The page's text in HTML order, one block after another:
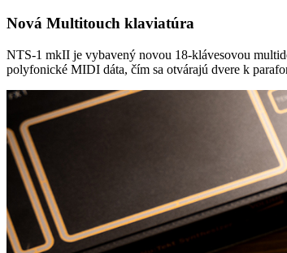
Nová Multitouch klaviatúra
NTS-1 mkII je vybavený novou 18-klávesovou
polyfonické MIDI dáta, čím sa otvárajú dvere k